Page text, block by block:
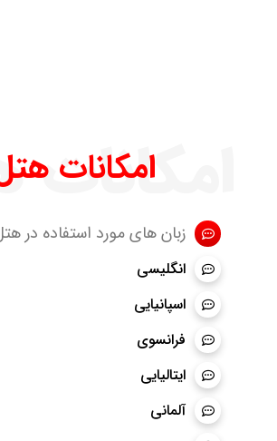
امکانات
امکانات
زبان های مورد استفاده در
انگلیسی
اسپانیایی
فرانسوی
ایتالیایی
آلمانی